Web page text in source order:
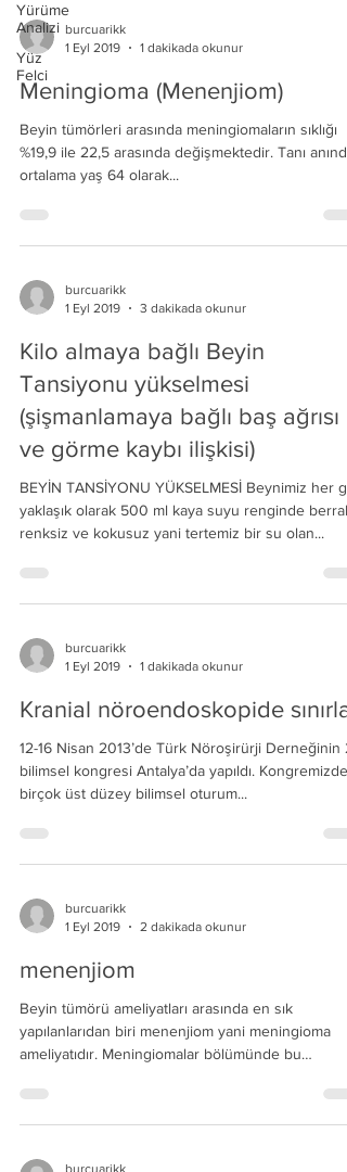
Yürüme
Analizi
Yüz
Felci
burcuarikk
1 Eyl 2019
1 dakikada okunur
Meningioma (Menenjiom)
Beyin tümörleri arasında meningiomaların sıklığı
%19,9 ile 22,5 arasında değişmektedir. Tanı anında
ortalama yaş 64 olarak...
burcuarikk
1 Eyl 2019
3 dakikada okunur
Kilo almaya bağlı Beyin
Tansiyonu yükselmesi
(şişmanlamaya bağlı baş ağrısı
ve görme kaybı ilişkisi)
BEYİN TANSİYONU YÜKSELMESİ Beynimiz her
yaklaşık olarak 500 ml kaya suyu renginde berrak
renksiz ve kokusuz yani tertemiz bir su olan...
burcuarikk
1 Eyl 2019
1 dakikada okunur
Kranial nöroendoskopide sınırlar
12-16 Nisan 2013’de Türk Nöroşirürji Derneğinin
bilimsel kongresi Antalya’da yapıldı. Kongremizde
birçok üst düzey bilimsel oturum...
burcuarikk
1 Eyl 2019
2 dakikada okunur
menenjiom
Beyin tümörü ameliyatları arasında en sık
yapılanlarıdan biri menenjiom yani meningioma
ameliyatıdır. Meningiomalar bölümünde bu
burcuarikk